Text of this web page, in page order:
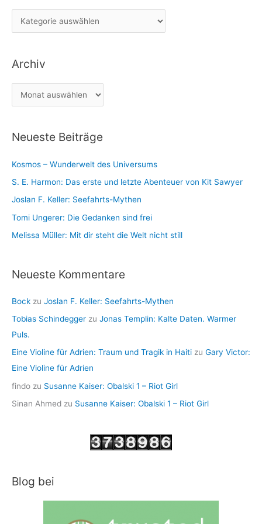
c
h
a
e
e
Archiv
r
h
v
Neueste Beiträge
Kosmos – Wunderwelt des Universums
S. E. Harmon: Das erste und letzte Abenteuer von Kit Sawyer
Joslan F. Keller: Seefahrts-Mythen
Tomi Ungerer: Die Gedanken sind frei
Melissa Müller: Mit dir steht die Welt nicht still
Neueste Kommentare
Bock zu Joslan F. Keller: Seefahrts-Mythen
Tobias Schindegger zu Jonas Templin: Kalte Daten. Warmer
Puls.
Eine Violine für Adrien: Traum und Tragik in Haiti zu Gary Victor:
Eine Violine für Adrien
findo zu Susanne Kaiser: Obalski 1 – Riot Girl
Sinan Ahmed zu Susanne Kaiser: Obalski 1 – Riot Girl
Blog bei